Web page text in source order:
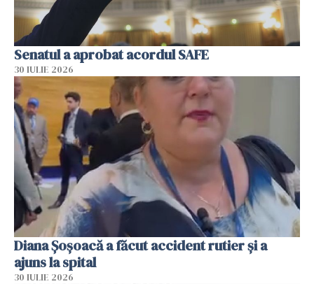
Senatul a aprobat acordul SAFE
30 IULIE 2026
Diana Șoșoacă a făcut accident rutier și a
ajuns la spital
30 IULIE 2026